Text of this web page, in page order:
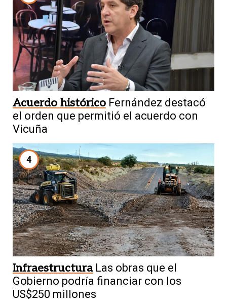
Acuerdo histórico Fernández destacó
el orden que permitió el acuerdo con
Vicuña
4
Infraestructura Las obras que el
Gobierno podría financiar con los
US$250 millones